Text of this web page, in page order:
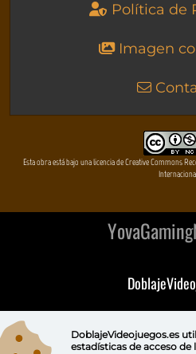
Política de
Imagen
Esta obra está bajo una licencia de Creative Commons
DoblajeVideojuegos.es
estadísticas de acceso de